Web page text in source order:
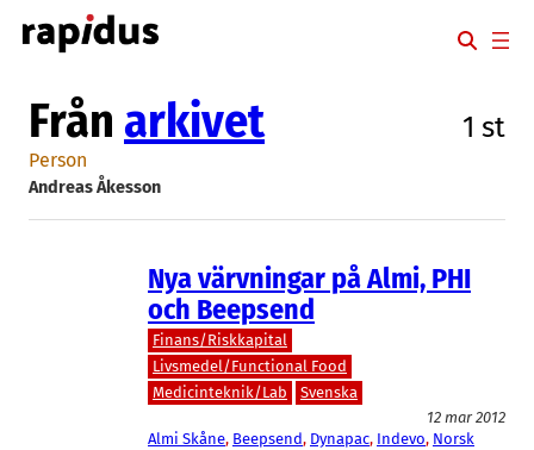
Hoppa
till
Från arkivet 1 st
Person
Andreas Åkesson
Nya värvningar på Almi, PHI
och Beepsend
Finans/Riskkapital
Livsmedel/Functional Food
Medicinteknik/Lab
Svenska
12 mar 2012
Almi Skåne, Beepsend, Dynapac, Indevo, Norsk